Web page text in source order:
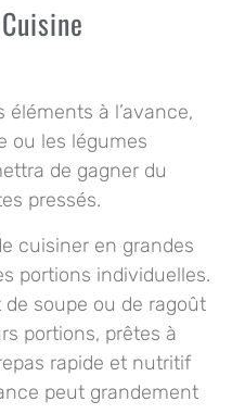
à l’avance,
ou les légumes
de gagner du
pressés.
cuisiner en grandes
portions individuelles.
soupe ou de ragoût
portions, prêtes à
rapide et nutritif
peut grandement